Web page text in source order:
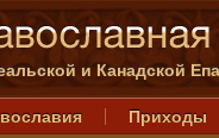
и Канадской
Приходы